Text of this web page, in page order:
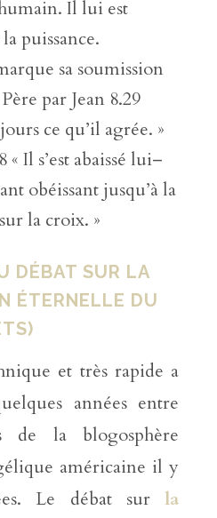
Il lui est
puissance.
sa soumission
par Jean 8.29
ce qu’il agrée. »
Il s’est abaissé lui–
obéissant jusqu’à la
la croix. »
DÉBAT SUR LA
ÉTERNELLE DU
et très rapide a
années entre
de la blogosphère
américaine il y
Le débat surla